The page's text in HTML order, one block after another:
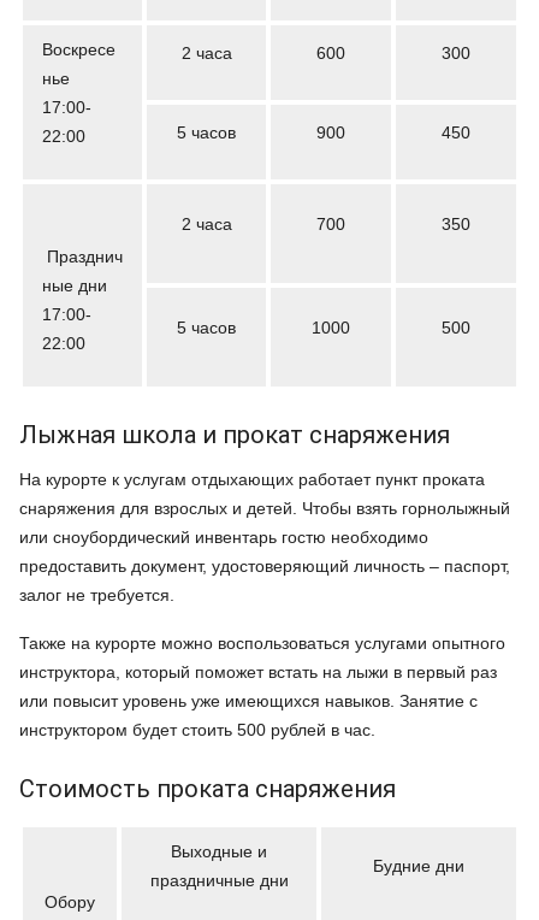
Воскресе
нье
17:00-
22:00
2 часа 600 300
5 часов 900 450
Празднич
ные дни
17:00-
22:00
2 часа 700 350
5 часов 1000 500
Лыжная школа и прокат снаряжения
На курорте к услугам отдыхающих работает пункт проката
снаряжения для взрослых и детей. Чтобы взять горнолыжный
или сноубордический инвентарь гостю необходимо
предоставить документ, удостоверяющий личность – паспорт,
залог не требуется.
Также на курорте можно воспользоваться услугами опытного
инструктора, который поможет встать на лыжи в первый раз
или повысит уровень уже имеющихся навыков. Занятие с
инструктором будет стоить 500 рублей в час.
Стоимость проката снаряжения
Обору
Выходные и
праздничные дни
Будние дни